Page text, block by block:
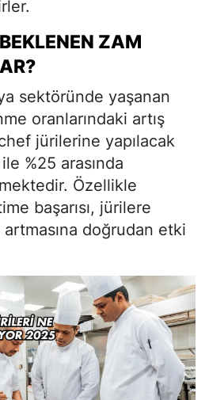
ZAM
sektöründe yaşanan
oranlarındaki artış
jürilerine yapılacak
%25 arasında
Özellikle
başarısı, jürilere
artmasına doğrudan etki